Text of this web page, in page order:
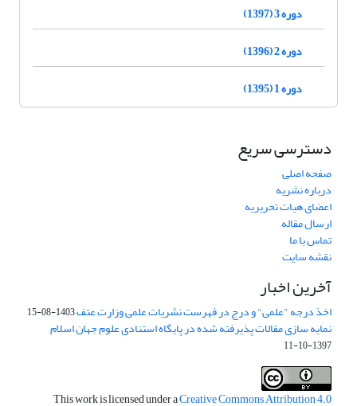
دوره 3 (1397)
دوره 2 (1396)
دوره 1 (1395)
دسترسی سریع
صفحه اصلی
درباره نشریه
اعضای هیات تحریریه
ارسال مقاله
تماس با ما
نقشه سایت
آخرین اخبار
اخذ درجه "علمی" و درج در فهرست نشریات علمی وزارت عتف1403-08-15
نمایه سازی مقالات پذیرفته شده در پایگاه استنادی علوم جهان اسلام
1397-10-11
This work is licensed under aCreative Commons Attribution 4.0